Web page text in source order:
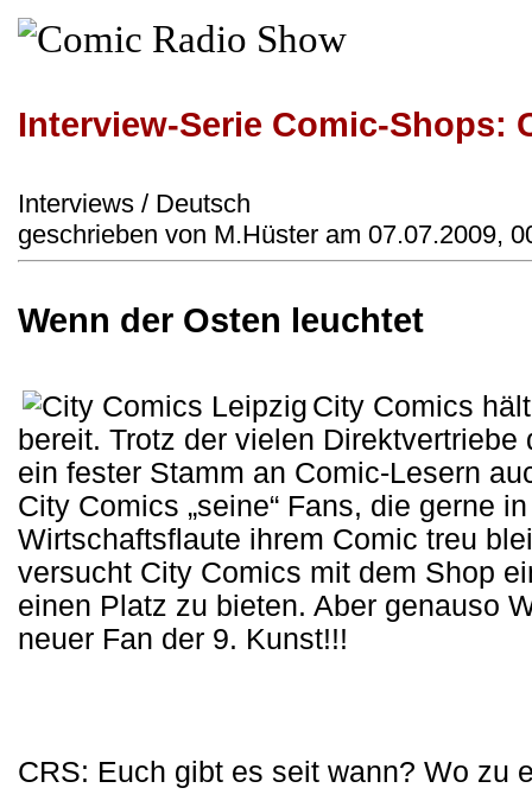
Interview-Serie Comic-Shops:
Interviews / Deutsch
geschrieben von M.Hüster am 07.07.2009,
Wenn der Osten leuchtet
City Comics
bereit. Trotz der vielen
ein fester Stamm an Comic-Lesern
City Comics „seine“ Fans, die gerne
Wirtschaftsflaute ihrem Comic treu
versucht City Comics mit dem Shop
einen Platz zu bieten. Aber genauso
neuer Fan der 9. Kunst!!!
CRS: Euch gibt es seit wann? Wo zu